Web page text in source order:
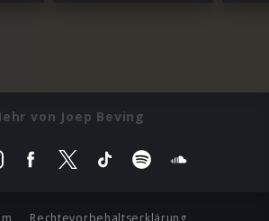
von Joep Beving
Rechtevorbehaltserklärung